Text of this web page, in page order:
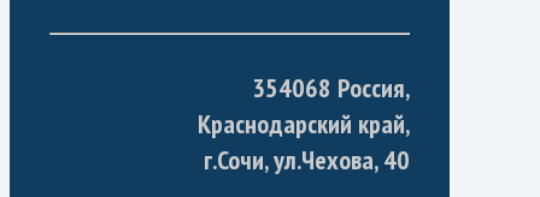
354068 Россия,
Краснодарский край,
г.Сочи, ул.Чехова, 40